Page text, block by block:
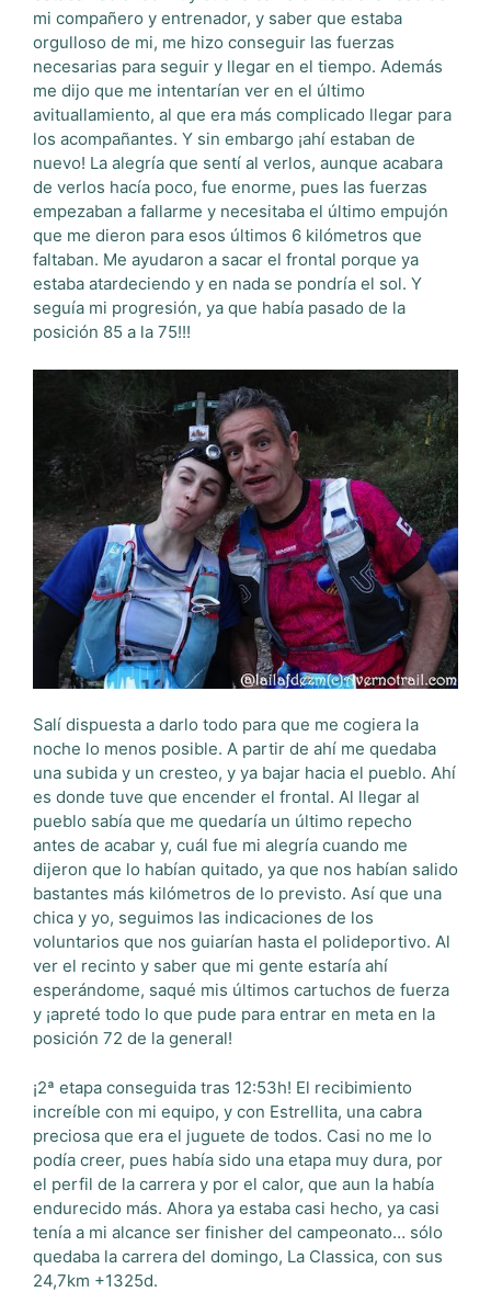
mi compañero y entrenador, y saber que estaba
orgulloso de mi, me hizo conseguir las fuerzas
necesarias para seguir y llegar en el tiempo. Además
me dijo que me intentarían ver en el último
avituallamiento, al que era más complicado llegar para
los acompañantes. Y sin embargo ¡ahí estaban de
nuevo! La alegría que sentí al verlos, aunque acabara
de verlos hacía poco, fue enorme, pues las fuerzas
empezaban a fallarme y necesitaba el último empujón
que me dieron para esos últimos 6 kilómetros que
faltaban. Me ayudaron a sacar el frontal porque ya
estaba atardeciendo y en nada se pondría el sol. Y
seguía mi progresión, ya que había pasado de la
posición 85 a la 75!!!
Salí dispuesta a darlo todo para que me cogiera la
noche lo menos posible. A partir de ahí me quedaba
una subida y un cresteo, y ya bajar hacia el pueblo. Ahí
es donde tuve que encender el frontal. Al llegar al
pueblo sabía que me quedaría un último repecho
antes de acabar y, cuál fue mi alegría cuando me
dijeron que lo habían quitado, ya que nos habían salido
bastantes más kilómetros de lo previsto. Así que una
chica y yo, seguimos las indicaciones de los
voluntarios que nos guiarían hasta el polideportivo. Al
ver el recinto y saber que mi gente estaría ahí
esperándome, saqué mis últimos cartuchos de fuerza
y ¡apreté todo lo que pude para entrar en meta en la
posición 72 de la general!
¡2ª etapa conseguida tras 12:53h! El recibimiento
increíble con mi equipo, y con Estrellita, una cabra
preciosa que era el juguete de todos. Casi no me lo
podía creer, pues había sido una etapa muy dura, por
el perfil de la carrera y por el calor, que aun la había
endurecido más. Ahora ya estaba casi hecho, ya casi
tenía a mi alcance ser finisher del campeonato… sólo
quedaba la carrera del domingo, La Classica, con sus
24,7km +1325d.